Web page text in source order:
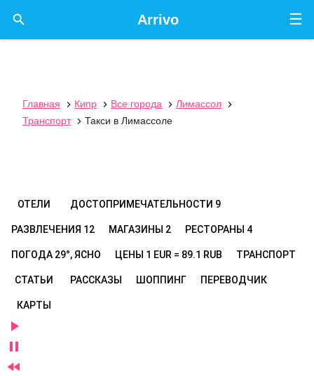
☰
Arrivo

Главная  Кипр  Все города  Лимассол

Транспорт
 Такси в Лимассоле
ОТЕЛИ ДОСТОПРИМЕЧАТЕЛЬНОСТИ 9
РАЗВЛЕЧЕНИЯ 12 МАГАЗИНЫ 2 РЕСТОРАНЫ 4
ПОГОДА 29°, ЯСНО ЦЕНЫ 1 EUR = 89.1 RUB ТРАНСПОРТ
СТАТЬИ РАССКАЗЫ ШОППИНГ ПЕРЕВОДЧИК
КАРТЫ


